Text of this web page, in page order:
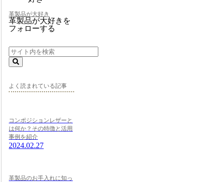
革製品が大好き
革製品が大好きを
フォローする
よく読まれている記事
コンポジションレザーと
は何か？その特徴と活用
事例を紹介
2024.02.27
革製品のお手入れに知っ